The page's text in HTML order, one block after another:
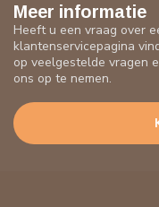
Meer informatie
Heeft u een vraag over
klantenservicepagina
op veelgestelde vragen
ons op te nemen.